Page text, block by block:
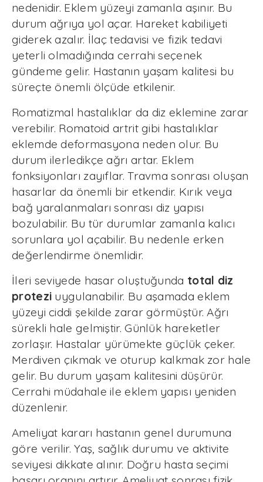
nedenidir. Eklem yüzeyi zamanla aşınır. Bu
durum ağrıya yol açar. Hareket kabiliyeti
giderek azalır. İlaç tedavisi ve fizik tedavi
yeterli olmadığında cerrahi seçenek
gündeme gelir. Hastanın yaşam kalitesi bu
süreçte önemli ölçüde etkilenir.
Romatizmal hastalıklar da diz eklemine zarar
verebilir. Romatoid artrit gibi hastalıklar
eklemde deformasyona neden olur. Bu
durum ilerledikçe ağrı artar. Eklem
fonksiyonları zayıflar. Travma sonrası oluşan
hasarlar da önemli bir etkendir. Kırık veya
bağ yaralanmaları sonrası diz yapısı
bozulabilir. Bu tür durumlar zamanla kalıcı
sorunlara yol açabilir. Bu nedenle erken
değerlendirme önemlidir.
İleri seviyede hasar oluştuğunda total diz
protezi uygulanabilir. Bu aşamada eklem
yüzeyi ciddi şekilde zarar görmüştür. Ağrı
sürekli hale gelmiştir. Günlük hareketler
zorlaşır. Hastalar yürümekte güçlük çeker.
Merdiven çıkmak ve oturup kalkmak zor hale
gelir. Bu durum yaşam kalitesini düşürür.
Cerrahi müdahale ile eklem yapısı yeniden
düzenlenir.
Ameliyat kararı hastanın genel durumuna
göre verilir. Yaş, sağlık durumu ve aktivite
seviyesi dikkate alınır. Doğru hasta seçimi